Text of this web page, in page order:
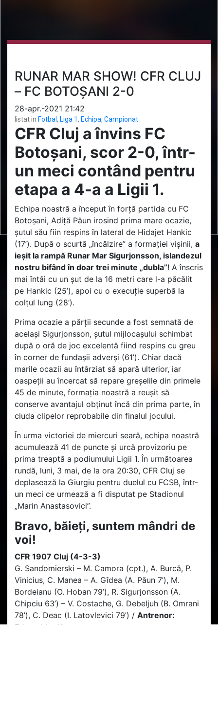
RUNAR MAR SHOW! CFR CLUJ
– FC BOTOȘANI 2-0
28-apr.-2021 21:42
listat in Fotbal , Liga 1, Echipa, Campionat
CFR Cluj a învins FC
Botoșani, scor 2-0, într-
un meci contând pentru
etapa a 4-a a Ligii 1.
Echipa noastră a început în forță partida cu FC
Botoșani, Adiță Păun irosind prima mare ocazie,
șutul său fiin respins în lateral de Hidajet Hankic
(17’). După o scurtă „încălzire” a formației vișinii, a
ieșit la rampă Runar Mar Sigurjonsson, islandezul
nostru bifând în doar trei minute „dubla”! A înscris
mai întâi cu un șut de la 16 metri care l-a păcălit
pe Hankic (25’), apoi cu o execuție superbă la
colțul lung (28’).
Prima ocazie a părții secunde a fost semnată de
același Sigurjonsson, șutul mijlocașului schimbat
după o oră de joc excelentă fiind respins cu greu
în corner de fundașii adverși (61’). Chiar dacă
marile ocazii au întârziat să apară ulterior, iar
oaspeții au încercat să repare greșelile din primele
45 de minute, formația noastră a reușit să
conserve avantajul obținut încă din prima parte, în
ciuda clipelor reprobabile din finalul jocului.
În urma victoriei de miercuri seară, echipa noastră
acumulează 41 de puncte și urcă provizoriu pe
prima treaptă a podiumului Ligii 1. În următoarea
rundă, luni, 3 mai, de la ora 20:30, CFR Cluj se
deplasează la Giurgiu pentru duelul cu FCSB, într-
un meci ce urmează a fi disputat pe Stadionul
„Marin Anastasovici”.
Bravo, băieți, suntem mândri de
voi!
CFR 1907 Cluj (4-3-3)
G. Sandomierski – M. Camora (cpt.), A. Burcă, P.
Vinicius, C. Manea – A. Gîdea (A. Păun 7’), M.
Bordeianu (O. Hoban 79’), R. Sigurjonsson (A.
Chipciu 63’) – V. Costache, G. Debeljuh (B. Omrani
78’), C. Deac (I. Latovlevici 79’) / Antrenor:
Edward Iordănescu